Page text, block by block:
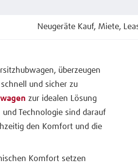
Neugeräte Kauf, Miete,
überzeugen
und sicher zu
zur idealen Lösung
Technologie sind darauf
den Komfort und die
Komfort setzen